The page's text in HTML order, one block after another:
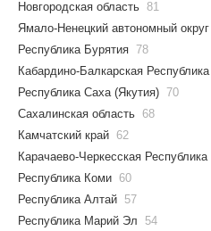
Новгородская область 81
Ямало-Ненецкий автономный округ
Республика Бурятия 78
Кабардино-Балкарская Республика
Республика Саха (Якутия) 70
Сахалинская область 68
Камчатский край 62
Карачаево-Черкесская Республика
Республика Коми 60
Республика Алтай 57
Республика Марий Эл
54